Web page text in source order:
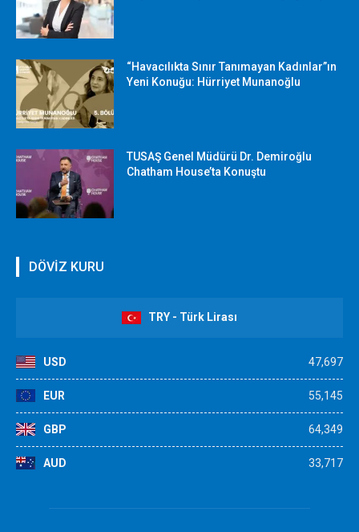
“Havacılıkta Sınır Tanımayan Kadınlar”ın
Yeni Konuğu: Hürriyet Munanoğlu
TUSAŞ Genel Müdürü Dr. Demiroğlu
Chatham House’ta Konuştu
DÖVİZ KURU
TRY - Türk Lirası
USD 47,697
EUR 55,145
GBP 64,349
AUD 33,717